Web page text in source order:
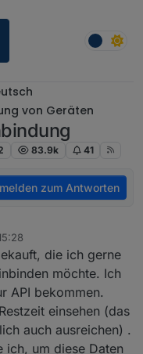
von Geräten
83.9k 41
zum Antworten
die ich gerne
möchte. Ich
API bekommen.
einsehen (das
auch ausreichen) .
ich, um diese Daten